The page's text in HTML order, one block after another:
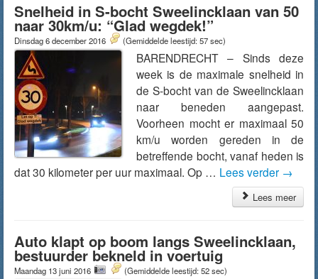
Snelheid in S-bocht Sweelincklaan van 50
naar 30km/u: “Glad wegdek!”
Dinsdag 6 december 2016 (Gemiddelde leestijd: 57 sec)
BARENDRECHT – Sinds deze
week is de maximale snelheid in
de S-bocht van de Sweelincklaan
naar beneden aangepast.
Voorheen mocht er maximaal 50
km/u worden gereden in de
betreffende bocht, vanaf heden is
dat 30 kilometer per uur maximaal. Op … Lees verder →
Lees meer
Auto klapt op boom langs Sweelincklaan,
bestuurder bekneld in voertuig
Maandag 13 juni 2016 (Gemiddelde leestijd: 52 sec)